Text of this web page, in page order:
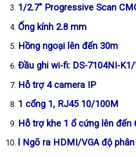
1/2.7″ Progressive Scan
Ống kính 2.8 mm
Hồng ngoại lên đến 30m
Đầu ghi wi-fi: DS-7104NI-
Hỗ trợ 4 camera IP
1 cổng 1, RJ45 10/100M
Hỗ trợ khe 1 ổ cứng lên đến
l Ngõ ra HDMI/VGA độ